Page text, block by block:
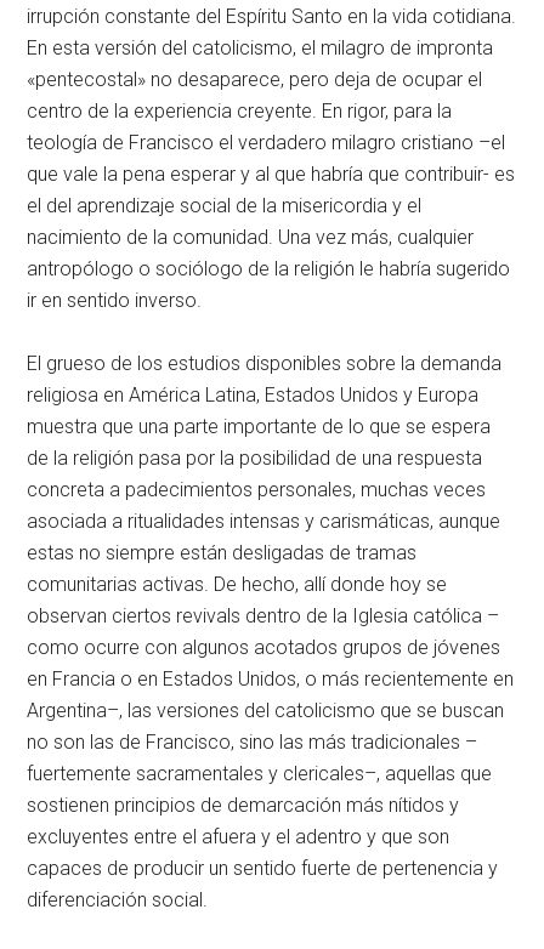
irrupción constante del Espíritu Santo en la vida cotidiana.
En esta versión del catolicismo, el milagro de impronta
«pentecostal» no desaparece, pero deja de ocupar el
centro de la experiencia creyente. En rigor, para la
teología de Francisco el verdadero milagro cristiano –el
que vale la pena esperar y al que habría que contribuir- es
el del aprendizaje social de la misericordia y el
nacimiento de la comunidad. Una vez más, cualquier
antropólogo o sociólogo de la religión le habría sugerido
ir en sentido inverso.
El grueso de los estudios disponibles sobre la demanda
religiosa en América Latina, Estados Unidos y Europa
muestra que una parte importante de lo que se espera
de la religión pasa por la posibilidad de una respuesta
concreta a padecimientos personales, muchas veces
asociada a ritualidades intensas y carismáticas, aunque
estas no siempre están desligadas de tramas
comunitarias activas. De hecho, allí donde hoy se
observan ciertos revivals dentro de la Iglesia católica –
como ocurre con algunos acotados grupos de jóvenes
en Francia o en Estados Unidos, o más recientemente en
Argentina–, las versiones del catolicismo que se buscan
no son las de Francisco, sino las más tradicionales –
fuertemente sacramentales y clericales–, aquellas que
sostienen principios de demarcación más nítidos y
excluyentes entre el afuera y el adentro y que son
capaces de producir un sentido fuerte de pertenencia y
diferenciación social.